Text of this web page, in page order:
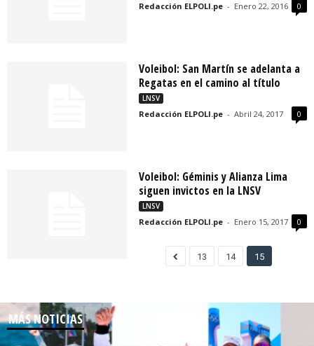
Redacción ELPOLI.pe - Enero 22, 2016 0
Voleibol: San Martín se adelanta a
Regatas en el camino al título
LNSV
Redacción ELPOLI.pe - Abril 24, 2017 0
Voleibol: Géminis y Alianza Lima
siguen invictos en la LNSV
LNSV
Redacción ELPOLI.pe - Enero 15, 2017 0
13 14 15
MÁS NOTICIAS